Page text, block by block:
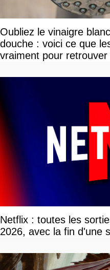
Oubliez le vinaigre
douche : voici ce que
vraiment pour
Netflix : toutes les
2026, avec la fin d'une